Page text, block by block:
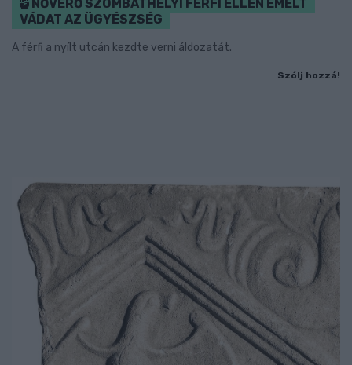
NŐVERŐ SZOMBATHELYI FÉRFI ELLEN EMELT
VÁDAT AZ ÜGYÉSZSÉG
A férfi a nyílt utcán kezdte verni áldozatát.
Szólj hozzá!